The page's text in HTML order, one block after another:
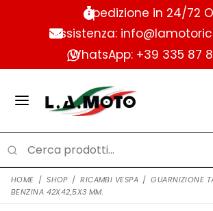
Spedizione in 24/72
Assistenza:
WhatsApp: +39 335 87
HOME / SHOP / RICAMBI VESPA / GUARNIZIONE
BENZINA 42X42,5X3 MM.